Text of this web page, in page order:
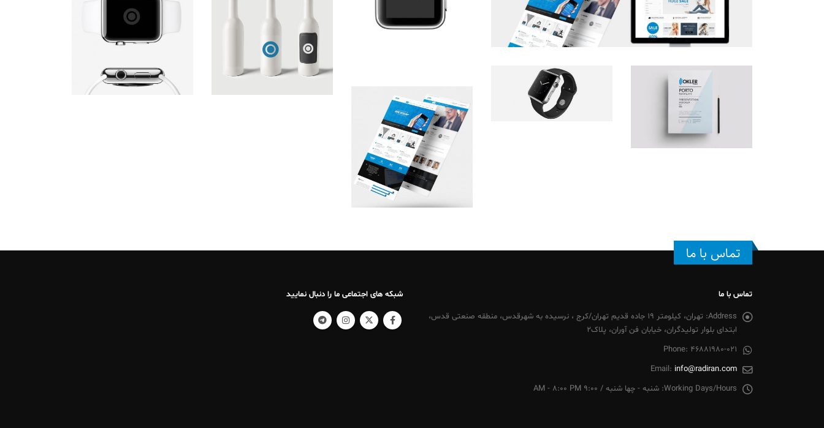
تماس با ما
تماس با ما
Address:
تهران، کیلومتر 19 جاده قدیم تهران/کرج ، نرسیده به شهرقدس، منطقه صنعتی قدس،
ابتدای بلوار تولیدگران، خیابان فن آوران، پلاک2
Phone: 46881980-021
Email: info@radiran.com
Working Days/Hours: شنبه - چها شنبه / 9:00 AM - 8:00 PM
شبکه های اجتماعی ما را دنبال نمایید